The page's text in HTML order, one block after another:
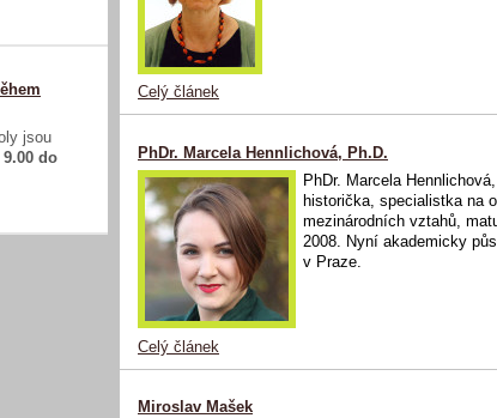
Celý článek
PhDr. Marcela Hennlichová, Ph.D.
PhDr. Marcela
historička, specialistka na
mezinárodních vztahů,
2008. Nyní akademicky
v Praze.
Celý článek
Miroslav Mašek
jsou
9.00 do